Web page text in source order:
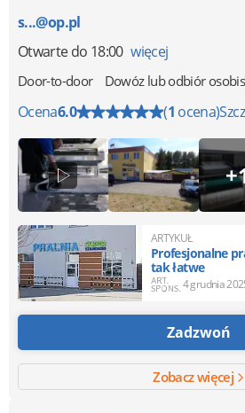
s...@op.pl
Otwartedo 18:00 więcej
Door-to-door Dowóz lub odbiór
Ocena6.0 (1 ocena)
ARTYKUŁ
Profesjonalne
tak łatwe
4 grudnia
Zadzwoń
Zobacz więcej